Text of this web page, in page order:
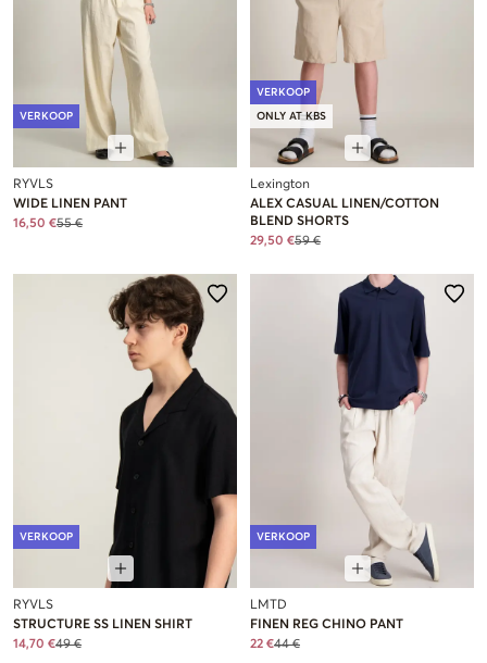
VERKOOP
RYVLS
WIDE LINEN PANT
16,50 €55 €
VERKOOP
ONLY AT KBS
Lexington
ALEX CASUAL LINEN/COTTON
BLEND SHORTS
29,50 €59 €
VERKOOP
RYVLS
STRUCTURE SS LINEN SHIRT
14,70 €49 €
VERKOOP
LMTD
FINEN REG CHINO PANT
22 €44 €